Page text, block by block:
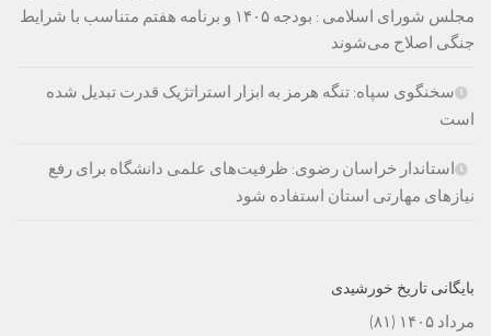
مجلس شورای اسلامی : بودجه ۱۴۰۵ و برنامه هفتم متناسب با شرایط
جنگی اصلاح می‌شوند
سخنگوی سپاه: تنگه هرمز به ابزار استراتژیک قدرت تبدیل شده
است
استاندار خراسان رضوی: ظرفیت‌های علمی دانشگاه برای رفع
نیازهای مهارتی استان استفاده شود
بایگانی تاریخ خورشیدی
مرداد ۱۴۰۵
(۸۱)